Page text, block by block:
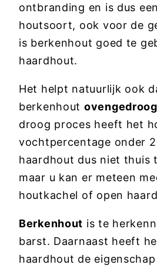
ontbranding en is dus
houtsoort, ook voor de
is berkenhout goed te
haardhout.
Het helpt natuurlijk ook
berkenhout
droog proces heeft het
vochtpercentage onder
haardhout dus niet thuis
maar u kan er meteen
houtkachel of open
Berkenhout is te
barst. Daarnaast heeft
haardhout de